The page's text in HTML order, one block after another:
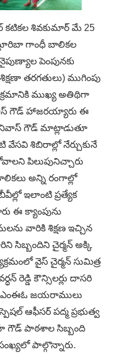
కటికల శివకుమార్ మే 25
గాంధీ బాలికల
పెంపునకు
తరగతులు) ముగింపు
ముఖ్య అతిథిగా
గౌడ్ హాజరయ్యారు ఈ
గౌడ్ మాట్లాడుతూ
వేసవి శిబిరాల్లో నేర్చుకునే
పిలుపునిచ్చారు
అన్ని రంగాల్లో
ఇలాంటి ప్రత్యేక
ఈ క్యాంపును
వారికి శిక్షణ ఇచ్చిన
సిబ్బందిని చైర్మన్ అక్కి
వైస్ చైర్మన్ సుమిత్ర
రెడ్డి కౌన్సిలర్లు దాసరి
ఎంఈఓ జయరాములు
ఆఫీసర్ పద్మ ప్రభుత్వ
గౌడ్ పాఠశాల సిబ్బంది
సంఖ్యలో పాల్గొన్నారు.